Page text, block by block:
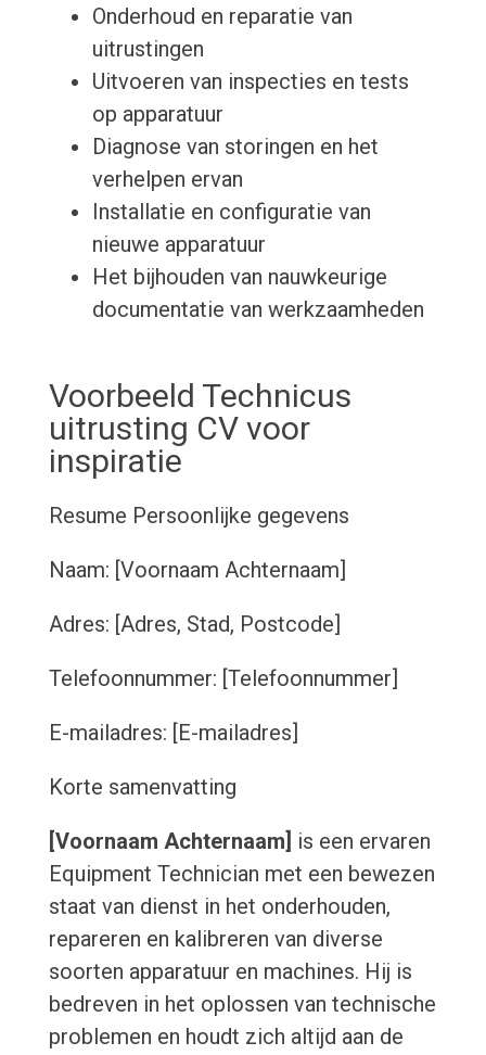
Onderhoud en reparatie van
uitrustingen
Uitvoeren van inspecties en tests
op apparatuur
Diagnose van storingen en het
verhelpen ervan
Installatie en configuratie van
nieuwe apparatuur
Het bijhouden van nauwkeurige
documentatie van werkzaamheden
Voorbeeld Technicus
uitrusting CV voor
inspiratie
Resume Persoonlijke gegevens
Naam: [Voornaam Achternaam]
Adres: [Adres, Stad, Postcode]
Telefoonnummer: [Telefoonnummer]
E-mailadres: [E-mailadres]
Korte samenvatting
[Voornaam Achternaam] is een ervaren
Equipment Technician met een bewezen
staat van dienst in het onderhouden,
repareren en kalibreren van diverse
soorten apparatuur en machines. Hij is
bedreven in het oplossen van technische
problemen en houdt zich altijd aan de